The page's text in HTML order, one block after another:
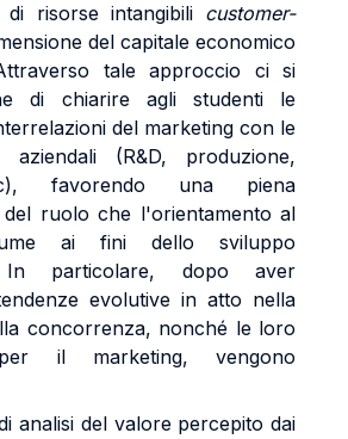
di risorse intangibili customer-
del capitale economico
tale approccio ci si
di chiarire agli studenti le
del marketing con le
(R&D, produzione,
favorendo una piena
del ruolo che l'orientamento al
ai fini dello sviluppo
In particolare, dopo aver
evolutive in atto nella
concorrenza, nonché le loro
il marketing, vengono
analisi del valore percepito dai